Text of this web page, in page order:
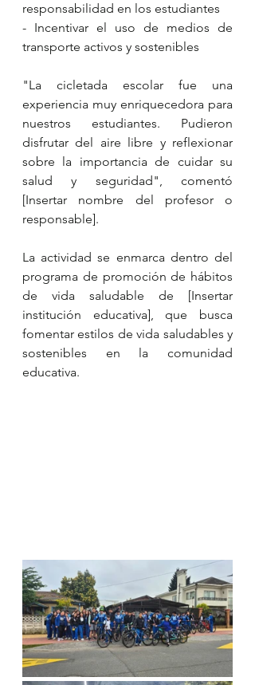
responsabilidad en los estudiantes
- Incentivar el uso de medios de
transporte activos y sostenibles
"La cicletada escolar fue una
experiencia muy enriquecedora para
nuestros estudiantes. Pudieron
disfrutar del aire libre y reflexionar
sobre la importancia de cuidar su
salud y seguridad", comentó
[Insertar nombre del profesor o
responsable].
La actividad se enmarca dentro del
programa de promoción de hábitos
de vida saludable de [Insertar
institución educativa], que busca
fomentar estilos de vida saludables y
sostenibles en la comunidad
educativa.